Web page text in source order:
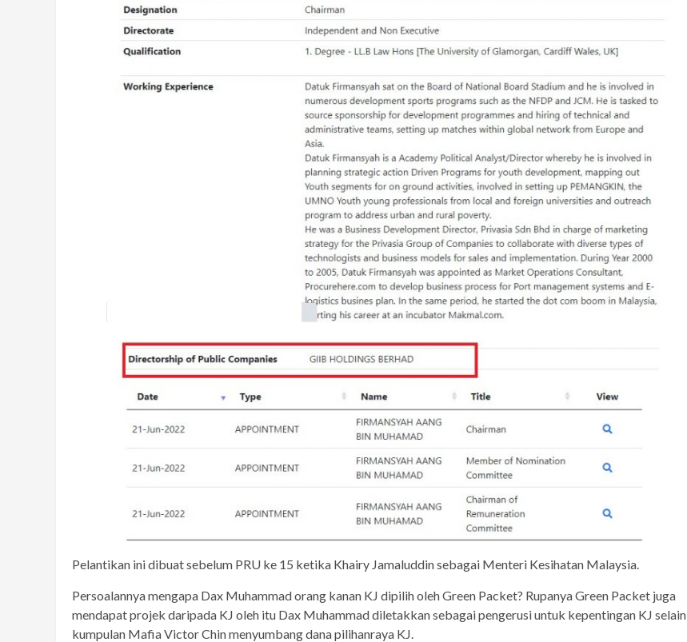
Pelantikan ini dibuat sebelum PRU ke 15 ketika Khairy Jamaluddin sebagai Menteri Kesihatan Malaysia.
Persoalannya mengapa Dax Muhammad orang kanan KJ dipilih oleh Green Packet? Rupanya Green Packet juga
mendapat projek daripada KJ oleh itu Dax Muhammad diletakkan sebagai pengerusi untuk kepentingan KJ selain
kumpulan Mafia Victor Chin menyumbang dana pilihanraya KJ.